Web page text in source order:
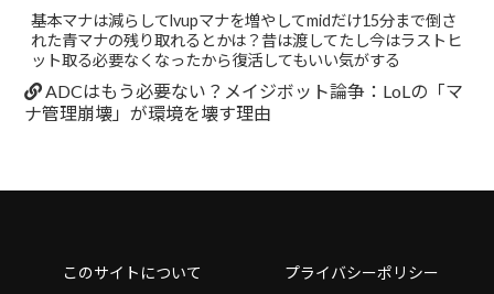
基本マナは減らしてlvupマナを増やしてmidだけ15分まで倒さ
れた青マナの残り取れるとかは？昔は渡してたし今はラストヒ
ット取る必要なくなったから復活してもいい気がする
ADCはもう必要ない？メイジボット論争：LoLの「マ
ナ管理崩壊」が環境を壊す理由
このサイトについて プライバシーポリシー